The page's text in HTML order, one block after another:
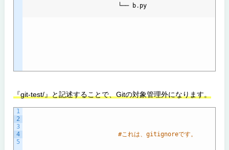
                          └──
b. py
『git-test/』と記述することで、Gitの対象管理外になります。
1
2
3
4
5
#これは、gitignoreです。